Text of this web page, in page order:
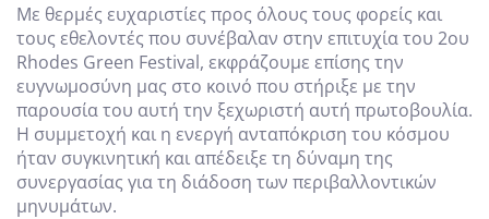
Με θερμές ευχαριστίες προς όλους τους φορείς και
τους εθελοντές που συνέβαλαν στην επιτυχία του 2ου
Rhodes Green Festival, εκφράζουμε επίσης την
ευγνωμοσύνη μας στο κοινό που στήριξε με την
παρουσία του αυτή την ξεχωριστή αυτή πρωτοβουλία.
Η συμμετοχή και η ενεργή ανταπόκριση του κόσμου
ήταν συγκινητική και απέδειξε τη δύναμη της
συνεργασίας για τη διάδοση των περιβαλλοντικών
μηνυμάτων.